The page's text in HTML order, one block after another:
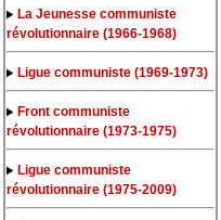
La Jeunesse communiste
révolutionnaire (1966-1968)
Ligue communiste (1969-1973)
Front communiste
révolutionnaire (1973-1975)
Ligue communiste
révolutionnaire (1975-2009)